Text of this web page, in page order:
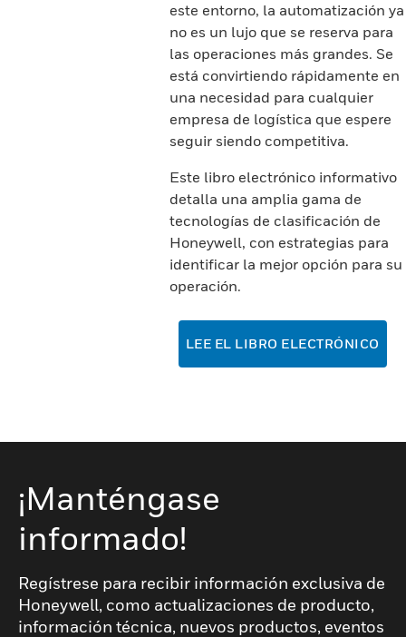
este entorno, la automatización ya
no es un lujo que se reserva para
las operaciones más grandes. Se
está convirtiendo rápidamente en
una necesidad para cualquier
empresa de logística que espere
seguir siendo competitiva.
Este libro electrónico informativo
detalla una amplia gama de
tecnologías de clasificación de
Honeywell, con estrategias para
identificar la mejor opción para su
operación.
LEE EL LIBRO ELECTRÓNICO
¡Manténgase
informado!
Regístrese para recibir información exclusiva de
Honeywell, como actualizaciones de producto,
información técnica, nuevos productos, eventos